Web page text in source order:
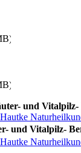
und Vitalpilz-
und Vitalpilz-